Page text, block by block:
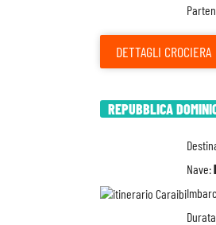
DETTAGLI CROCIERA
REPUBBLICA
Nave: